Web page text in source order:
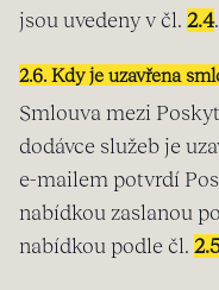
jsou uvedeny v čl. 2.4.
2.6. Kdy je uzavřena
Smlouva mezi
dodávce služeb je
e-mailem potvrdí
nabídkou zaslanou
nabídkou podle čl.